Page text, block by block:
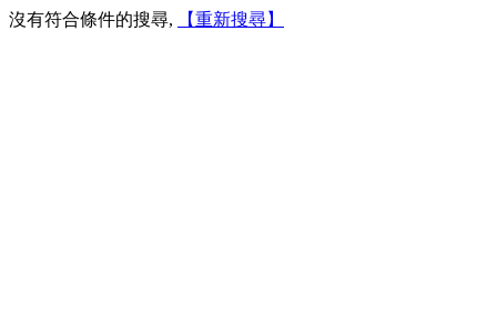
沒有符合條件的搜尋, 【重新搜尋】